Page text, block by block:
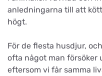
anledningarna till att
högt.
För de flesta husdjur,
ofta något man försöker
eftersom vi får samma